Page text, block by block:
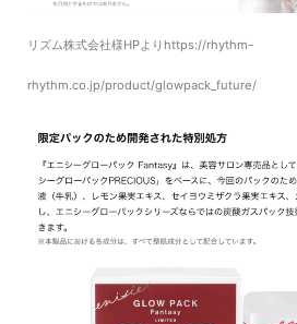
リズム株式会社様HPよりhttps://rhythm-
rhythm.co.jp/product/glowpack_future/